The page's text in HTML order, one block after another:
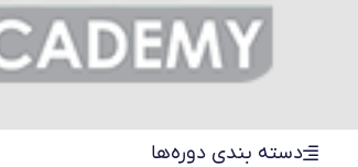
دسته بندی دوره‌ها